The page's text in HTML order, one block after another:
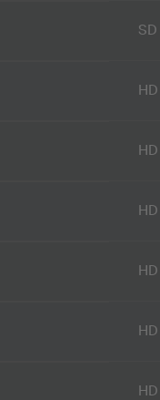
SD
HD
HD
HD
HD
HD
HD